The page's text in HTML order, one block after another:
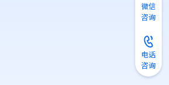
微信
咨询
电话
咨询